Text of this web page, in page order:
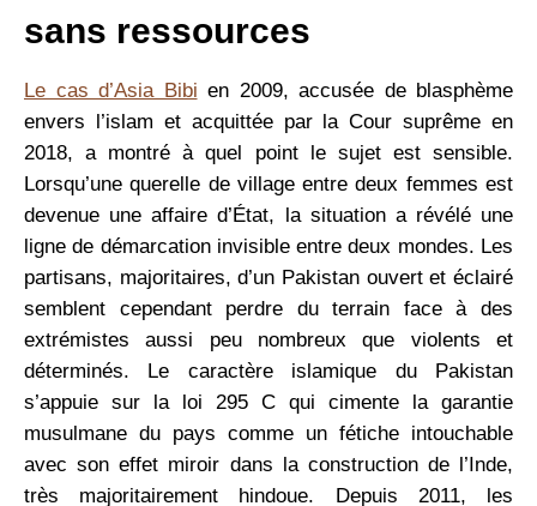
sans ressources
Le cas d’Asia Bibi en 2009, accusée de blasphème
envers l’islam et acquittée par la Cour suprême en
2018, a montré à quel point le sujet est sensible.
Lorsqu’une querelle de village entre deux femmes est
devenue une affaire d’État, la situation a révélé une
ligne de démarcation invisible entre deux mondes. Les
partisans, majoritaires, d’un Pakistan ouvert et éclairé
semblent cependant perdre du terrain face à des
extrémistes aussi peu nombreux que violents et
déterminés. Le caractère islamique du Pakistan
s’appuie sur la loi 295 C qui cimente la ­garantie
musulmane du pays comme un fétiche intouchable
avec son effet miroir dans la construction de l’Inde,
très majoritairement hindoue. ­Depuis 2011, les